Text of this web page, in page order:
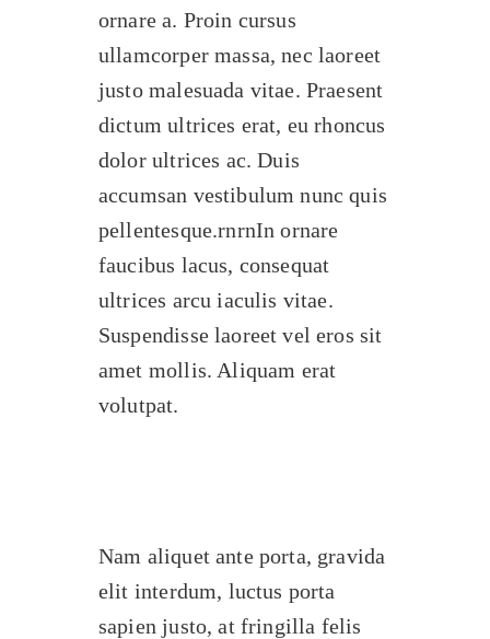
ornare a. Proin cursus
ullamcorper massa, nec laoreet
justo malesuada vitae. Praesent
dictum ultrices erat, eu rhoncus
dolor ultrices ac. Duis
accumsan vestibulum nunc quis
pellentesque.rnrnIn ornare
faucibus lacus, consequat
ultrices arcu iaculis vitae.
Suspendisse laoreet vel eros sit
amet mollis. Aliquam erat
volutpat.
Nam aliquet ante porta, gravida
elit interdum, luctus porta
sapien justo, at fringilla felis